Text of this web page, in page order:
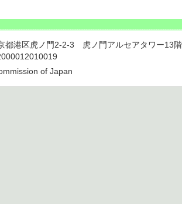
港区虎ノ門2-2-3 虎ノ門アルセアタワー13
of Japan